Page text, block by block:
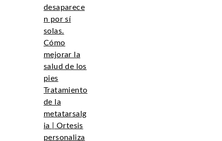
desaparece
n por sí
solas.
Cómo
mejorar la
salud de los
pies
Tratamiento
de la
metatarsalg
ia | Ortesis
personaliza